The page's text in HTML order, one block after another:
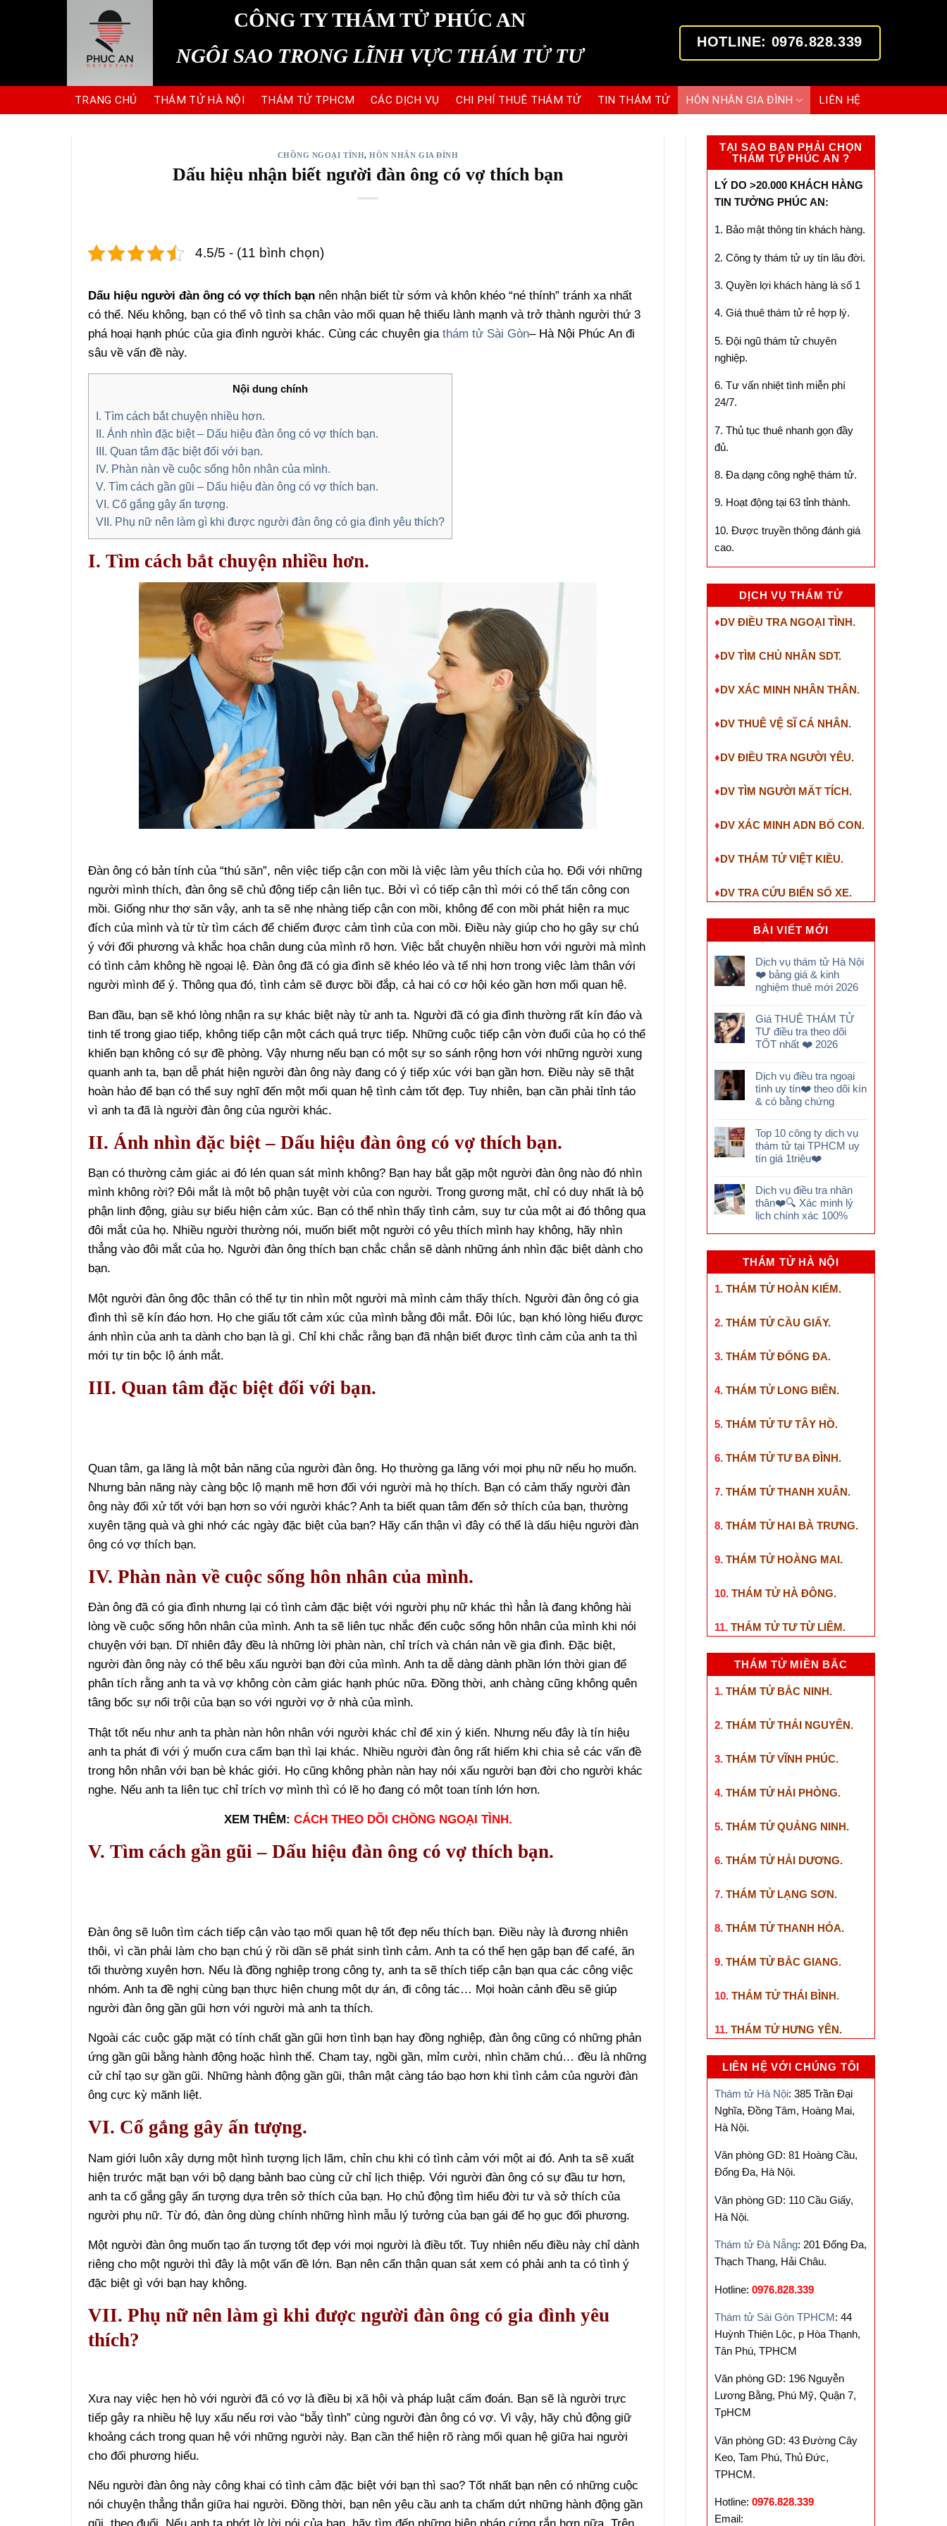
CÔNG TY THÁM TỬ PHÚC AN
NGÔI SAO TRONG LĨNH VỰC THÁM TỬ TƯ
HOTLINE: 0976.828.339
TRANG CHỦ THÁM TỬ HÀ NỘI THÁM TỬ TPHCM CÁC DỊCH VỤ CHI PHÍ THUÊ THÁM TỬ TIN THÁM TỬ HÔN NHÂN GIA ĐÌNH LIÊN HỆ
CHỒNG NGOẠI TÌNH,HÔN NHÂN GIA ĐÌNH
Dấu hiệu nhận biết người đàn ông có vợ thích bạn
4.5/5 - (11 bình chọn)
Dấu hiệu người đàn ông có vợ thích bạn nên nhận biết từ sớm và khôn khéo “né thính” tránh xa nhất
có thể. Nếu không, bạn có thể vô tình sa chân vào mối quan hệ thiếu lành mạnh và trở thành người thứ 3
phá hoại hạnh phúc của gia đình người khác. Cùng các chuyên giathám tử Sài Gòn– Hà Nội Phúc An đi
sâu về vấn đề này.
Nội dung chính
I. Tìm cách bắt chuyện nhiều hơn.
II. Ánh nhìn đặc biệt – Dấu hiệu đàn ông có vợ thích bạn.
III. Quan tâm đặc biệt đối với bạn.
IV. Phàn nàn về cuộc sống hôn nhân của mình.
V. Tìm cách gần gũi – Dấu hiệu đàn ông có vợ thích bạn.
VI. Cố gắng gây ấn tượng.
VII. Phụ nữ nên làm gì khi được người đàn ông có gia đình yêu thích?
I. Tìm cách bắt chuyện nhiều hơn.
Đàn ông có bản tính của “thú săn”, nên việc tiếp cận con mồi là việc làm yêu thích của họ. Đối với những
người mình thích, đàn ông sẽ chủ động tiếp cận liên tục. Bởi vì có tiếp cận thì mới có thể tấn công con
mồi. Giống như thợ săn vậy, anh ta sẽ nhẹ nhàng tiếp cận con mồi, không để con mồi phát hiện ra mục
đích của mình và từ từ tìm cách để chiếm được cảm tình của con mồi. Điều này giúp cho họ gây sự chú
ý với đối phương và khắc họa chân dung của mình rõ hơn. Việc bắt chuyện nhiều hơn với người mà mình
có tình cảm không hề ngoại lệ. Đàn ông đã có gia đình sẽ khéo léo và tế nhị hơn trong việc làm thân với
người mình để ý. Thông qua đó, tình cảm sẽ được bồi đắp, cả hai có cơ hội kéo gần hơn mối quan hệ.
Ban đầu, bạn sẽ khó lòng nhận ra sự khác biệt này từ anh ta. Người đã có gia đình thường rất kín đáo và
tinh tế trong giao tiếp, không tiếp cận một cách quá trực tiếp. Những cuộc tiếp cận vờn đuổi của họ có thể
khiến bạn không có sự đề phòng. Vậy nhưng nếu bạn có một sự so sánh rộng hơn với những người xung
quanh anh ta, bạn dễ phát hiện người đàn ông này đang có ý tiếp xúc với bạn gần hơn. Điều này sẽ thật
hoàn hảo để bạn có thể suy nghĩ đến một mối quan hệ tình cảm tốt đẹp. Tuy nhiên, bạn cần phải tỉnh táo
vì anh ta đã là người đàn ông của người khác.
II. Ánh nhìn đặc biệt – Dấu hiệu đàn ông có vợ thích bạn.
Bạn có thường cảm giác ai đó lén quan sát mình không? Bạn hay bắt gặp một người đàn ông nào đó nhìn
mình không rời? Đôi mắt là một bộ phận tuyệt vời của con người. Trong gương mặt, chỉ có duy nhất là bộ
phận linh động, giàu sự biểu hiện cảm xúc. Bạn có thể nhìn thấy tình cảm, suy tư của một ai đó thông qua
đôi mắt của họ. Nhiều người thường nói, muốn biết một người có yêu thích mình hay không, hãy nhìn
thẳng vào đôi mắt của họ. Người đàn ông thích bạn chắc chắn sẽ dành những ánh nhìn đặc biệt dành cho
bạn.
Một người đàn ông độc thân có thể tự tin nhìn một người mà mình cảm thấy thích. Người đàn ông có gia
đình thì sẽ kín đáo hơn. Họ che giấu tốt cảm xúc của mình bằng đôi mắt. Đôi lúc, bạn khó lòng hiểu được
ánh nhìn của anh ta dành cho bạn là gì. Chỉ khi chắc rằng bạn đã nhận biết được tình cảm của anh ta thì
mới tự tin bộc lộ ánh mắt.
III. Quan tâm đặc biệt đối với bạn.
Quan tâm, ga lăng là một bản năng của người đàn ông. Họ thường ga lăng với mọi phụ nữ nếu họ muốn.
Nhưng bản năng này càng bộc lộ mạnh mẽ hơn đối với người mà họ thích. Bạn có cảm thấy người đàn
ông này đối xử tốt với bạn hơn so với người khác? Anh ta biết quan tâm đến sở thích của bạn, thường
xuyên tặng quà và ghi nhớ các ngày đặc biệt của bạn? Hãy cẩn thận vì đây có thể là dấu hiệu người đàn
ông có vợ thích bạn.
IV. Phàn nàn về cuộc sống hôn nhân của mình.
Đàn ông đã có gia đình nhưng lại có tình cảm đặc biệt với người phụ nữ khác thì hẳn là đang không hài
lòng về cuộc sống hôn nhân của mình. Anh ta sẽ liên tục nhắc đến cuộc sống hôn nhân của mình khi nói
chuyện với bạn. Dĩ nhiên đây đều là những lời phàn nàn, chỉ trích và chán nản về gia đình. Đặc biệt,
người đàn ông này có thể bêu xấu người bạn đời của mình. Anh ta dễ dàng dành phần lớn thời gian để
phân tích rằng anh ta và vợ không còn cảm giác hạnh phúc nữa. Đồng thời, anh chàng cũng không quên
tâng bốc sự nổi trội của bạn so với người vợ ở nhà của mình.
Thật tốt nếu như anh ta phàn nàn hôn nhân với người khác chỉ để xin ý kiến. Nhưng nếu đây là tín hiệu
anh ta phát đi với ý muốn cưa cẩm bạn thì lại khác. Nhiều người đàn ông rất hiếm khi chia sẻ các vấn đề
trong hôn nhân với bạn bè khác giới. Họ cũng không phàn nàn hay nói xấu người bạn đời cho người khác
nghe. Nếu anh ta liên tục chỉ trích vợ mình thì có lẽ họ đang có một toan tính lớn hơn.
XEM THÊM: CÁCH THEO DÕI CHỒNG NGOẠI TÌNH.
V. Tìm cách gần gũi – Dấu hiệu đàn ông có vợ thích bạn.
Đàn ông sẽ luôn tìm cách tiếp cận vào tạo mối quan hệ tốt đẹp nếu thích bạn. Điều này là đương nhiên
thôi, vì cần phải làm cho bạn chú ý rồi dần sẽ phát sinh tình cảm. Anh ta có thể hẹn gặp bạn để café, ăn
tối thường xuyên hơn. Nếu là đồng nghiệp trong công ty, anh ta sẽ thích tiếp cận bạn qua các công việc
nhóm. Anh ta đề nghị cùng bạn thực hiện chung một dự án, đi công tác… Mọi hoàn cảnh đều sẽ giúp
người đàn ông gần gũi hơn với người mà anh ta thích.
Ngoài các cuộc gặp mặt có tính chất gần gũi hơn tình bạn hay đồng nghiệp, đàn ông cũng có những phản
ứng gần gũi bằng hành động hoặc hình thể. Chạm tay, ngồi gần, mỉm cười, nhìn chăm chú… đều là những
cử chỉ tạo sự gần gũi. Những hành động gần gũi, thân mật càng táo bạo hơn khi tình cảm của người đàn
ông cực kỳ mãnh liệt.
VI. Cố gắng gây ấn tượng.
Nam giới luôn xây dựng một hình tượng lịch lãm, chỉn chu khi có tình cảm với một ai đó. Anh ta sẽ xuất
hiện trước mặt bạn với bộ dạng bảnh bao cùng cử chỉ lịch thiệp. Với người đàn ông có sự đầu tư hơn,
anh ta cố gắng gây ấn tượng dựa trên sở thích của bạn. Họ chủ động tìm hiểu đời tư và sở thích của
người phụ nữ. Từ đó, đàn ông dùng chính những hình mẫu lý tưởng của bạn gái để họ gục đối phương.
Một người đàn ông muốn tạo ấn tượng tốt đẹp với mọi người là điều tốt. Tuy nhiên nếu điều này chỉ dành
riêng cho một người thì đây là một vấn đề lớn. Bạn nên cẩn thận quan sát xem có phải anh ta có tình ý
đặc biệt gì với bạn hay không.
VII. Phụ nữ nên làm gì khi được người đàn ông có gia đình yêu
thích?
Xưa nay việc hẹn hò với người đã có vợ là điều bị xã hội và pháp luật cấm đoán. Bạn sẽ là người trực
tiếp gây ra nhiều hệ lụy xấu nếu rơi vào “bẫy tình” cùng người đàn ông có vợ. Vì vậy, hãy chủ động giữ
khoảng cách trong quan hệ với những người này. Bạn cần thể hiện rõ ràng mối quan hệ giữa hai người
cho đối phương hiểu.
Nếu người đàn ông này công khai có tình cảm đặc biệt với bạn thì sao? Tốt nhất bạn nên có những cuộc
nói chuyện thẳng thắn giữa hai người. Đồng thời, bạn nên yêu cầu anh ta chấm dứt những hành động gần
TẠI SAO BẠN PHẢI CHỌN
THÁM TỬ PHÚC AN ?
LÝ DO >20.000 KHÁCH HÀNG
TIN TƯỞNG PHÚC AN:
1. Bảo mật thông tin khách hàng.
2. Công ty thám tử uy tín lâu đời.
3. Quyền lợi khách hàng là số 1
4. Giá thuê thám tử rẻ hợp lý.
5. Đội ngũ thám tử chuyên
nghiệp.
6. Tư vấn nhiệt tình miễn phí
24/7.
7. Thủ tục thuê nhanh gọn đầy
đủ.
8. Đa dạng công nghệ thám tử.
9. Hoạt động tại 63 tỉnh thành.
10. Được truyền thông đánh giá
cao.
DỊCH VỤ THÁM TỬ
♦DV ĐIỀU TRA NGOẠI TÌNH.
♦DV TÌM CHỦ NHÂN SDT.
♦DV XÁC MINH NHÂN THÂN.
♦DV THUÊ VỆ SĨ CÁ NHÂN.
♦DV ĐIỀU TRA NGƯỜI YÊU.
♦DV TÌM NGƯỜI MẤT TÍCH.
♦DV XÁC MINH ADN BỐ CON.
♦DV THÁM TỬ VIỆT KIỀU.
♦DV TRA CỨU BIỂN SỐ XE.
BÀI VIẾT MỚI
Dịch vụ thám tử Hà Nội
❤️ bảng giá & kinh
nghiệm thuê mới 2026
Giá THUÊ THÁM TỬ
TƯ điều tra theo dõi
TỐT nhất ❤️ 2026
Dịch vụ điều tra ngoại
tình uy tín❤️ theo dõi kín
& có bằng chứng
Top 10 công ty dịch vụ
thám tử tại TPHCM uy
tín giá 1triệu❤️
Dịch vụ điều tra nhân
thân❤️🔍 Xác minh lý
lịch chính xác 100%
THÁM TỬ HÀ NỘI
1. THÁM TỬ HOÀN KIẾM.
2. THÁM TỬ CẦU GIẤY.
3. THÁM TỬ ĐỐNG ĐA.
4. THÁM TỬ LONG BIÊN.
5. THÁM TỬ TƯ TÂY HỒ.
6. THÁM TỬ TƯ BA ĐÌNH.
7. THÁM TỬ THANH XUÂN.
8. THÁM TỬ HAI BÀ TRƯNG.
9. THÁM TỬ HOÀNG MAI.
10. THÁM TỬ HÀ ĐÔNG.
11. THÁM TỬ TƯ TỪ LIÊM.
THÁM TỬ MIỀN BẮC
1. THÁM TỬ BẮC NINH.
2. THÁM TỬ THÁI NGUYÊN.
3. THÁM TỬ VĨNH PHÚC.
4. THÁM TỬ HẢI PHÒNG.
5. THÁM TỬ QUẢNG NINH.
6. THÁM TỬ HẢI DƯƠNG.
7. THÁM TỬ LẠNG SƠN.
8. THÁM TỬ THANH HÓA.
9. THÁM TỬ BẮC GIANG.
10. THÁM TỬ THÁI BÌNH.
11. THÁM TỬ HƯNG YÊN.
LIÊN HỆ VỚI CHÚNG TÔI
Thám tử Hà Nội: 385 Trần Đại
Nghĩa, Đồng Tâm, Hoàng Mai,
Hà Nội.
Văn phòng GD: 81 Hoàng Cầu,
Đống Đa, Hà Nội.
Văn phòng GD: 110 Cầu Giấy,
Hà Nội.
Thám tử Đà Nẵng: 201 Đống Đa,
Thạch Thang, Hải Châu.
Hotline: 0976.828.339
Thám tử Sài Gòn TPHCM: 44
Huỳnh Thiện Lộc, p Hòa Thạnh,
Tân Phú, TPHCM
Văn phòng GD: 196 Nguyễn
Lương Bằng, Phú Mỹ, Quận 7,
TpHCM
Văn phòng GD: 43 Đường Cây
Keo, Tam Phú, Thủ Đức,
TPHCM.
Hotline: 0976.828.339
Email: